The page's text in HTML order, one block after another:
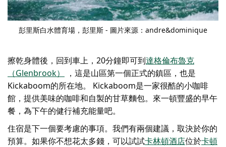
彭里斯白水體育場，彭里斯 - 圖片來源：andre&dominique
擦乾身體後，回到車上，20分鐘即可到達格倫布魯克
（Glenbrook）
，這是山區第一個正式的鎮區，也是
Kickaboom的所在地。 Kickaboom是一家很酷的小咖啡
館，提供美味的咖啡和自製的甘草麵包。來一頓豐盛的早午
餐，為下午的健行補充能量吧。
住宿是下一個要考慮的事項。我們有兩個建議，取決於你的
預算。如果你不想花太多錢，可以試試卡林頓酒店位於卡頓